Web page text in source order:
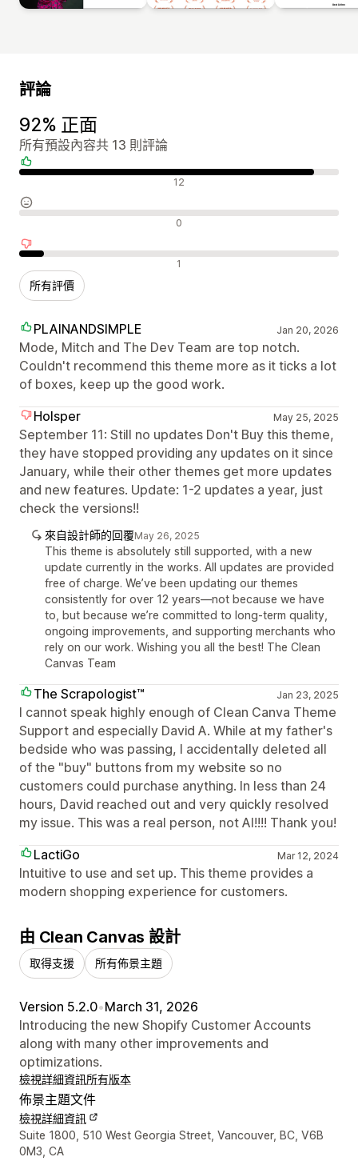
評論
92% 正面
所有預設內容共 13 則評論
正面評論 12
中立評論 0
負面評論 1
所有評價
PLAINANDSIMPLE Jan 20, 2026
Mode, Mitch and The Dev Team are top notch.
Couldn't recommend this theme more as it ticks a lot
of boxes, keep up the good work.
Holsper
May 25, 2025
September 11: Still no updates Don't Buy this theme,
they have stopped providing any updates on it since
January, while their other themes get more updates
and new features. Update: 1-2 updates a year, just
check the versions!!
來自設計師的回覆May 26, 2025
This theme is absolutely still supported, with a new
update currently in the works. All updates are provided
free of charge. We’ve been updating our themes
consistently for over 12 years—not because we have
to, but because we’re committed to long-term quality,
ongoing improvements, and supporting merchants who
rely on our work. Wishing you all the best! The Clean
Canvas Team
The Scrapologist™ Jan 23, 2025
I cannot speak highly enough of Clean Canva Theme
Support and especially David A. While at my father's
bedside who was passing, I accidentally deleted all
of the "buy" buttons from my website so no
customers could purchase anything. In less than 24
hours, David reached out and very quickly resolved
my issue. This was a real person, not AI!!!! Thank you!
LactiGo
Mar 12, 2024
Intuitive to use and set up. This theme provides a
modern shopping experience for customers.
由 Clean Canvas 設計
取得支援 所有佈景主題
Version 5.2.0•March 31, 2026
Introducing the new Shopify Customer Accounts
along with many other improvements and
optimizations.
檢視詳細資訊所有版本
佈景主題文件
檢視詳細資訊
設計者聯絡詳細資訊
Suite 1800, 510 West Georgia Street, Vancouver, BC, V6B
0M3, CA